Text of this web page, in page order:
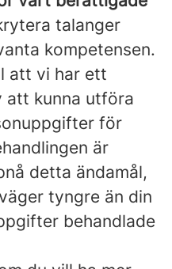
talanger
kompetensen.
att vi har ett
att kunna utföra
för
är
detta ändamål,
tyngre än din
behandlade